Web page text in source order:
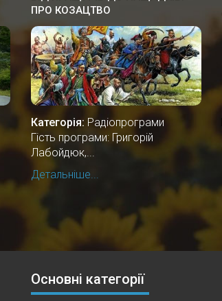
ПРО КОЗАЦТВО
Категорія: Радіопрограми
Гість програми: Григорій
Лабойдюк,...
Детальніше...
Основні категорії